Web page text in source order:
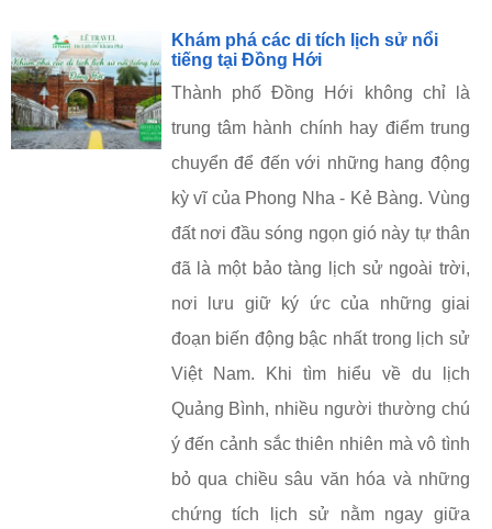
Khám phá các di tích lịch sử nổi
tiếng tại Đồng Hới
Thành phố Đồng Hới không chỉ là
trung tâm hành chính hay điểm trung
chuyển để đến với những hang động
kỳ vĩ của Phong Nha - Kẻ Bàng. Vùng
đất nơi đầu sóng ngọn gió này tự thân
đã là một bảo tàng lịch sử ngoài trời,
nơi lưu giữ ký ức của những giai
đoạn biến động bậc nhất trong lịch sử
Việt Nam. Khi tìm hiểu về du lịch
Quảng Bình, nhiều người thường chú
ý đến cảnh sắc thiên nhiên mà vô tình
bỏ qua chiều sâu văn hóa và những
chứng tích lịch sử nằm ngay giữa